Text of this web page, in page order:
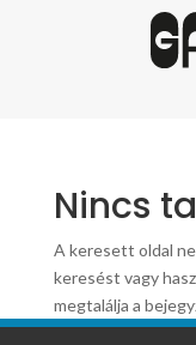
Nincs
A keresett oldal
keresést vagy
megtalálja a